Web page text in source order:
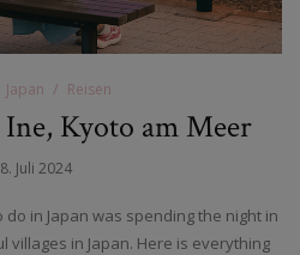
Japan Reisen
Kyoto am Meer
Juli 2024
in Japan was spending the night in
villages in Japan. Here is everything